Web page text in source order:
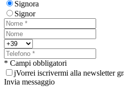
Signora
Signor
* Campi obbligatori
jVorrei iscrivermi alla newsletter
Invia messaggio